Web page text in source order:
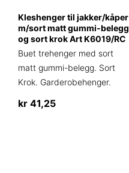
Kleshenger til jakker/kåper
m/sort matt gummi-belegg
og sort krok Art K6019/RC
Buet trehenger med sort
matt gummi-belegg. Sort
Krok. Garderobehenger.
kr 41,25